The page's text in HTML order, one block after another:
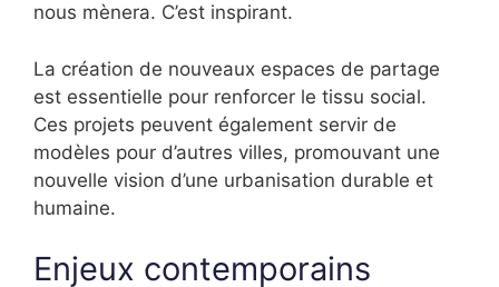
nous mènera. C’est inspirant.
La création de nouveaux espaces de partage
est essentielle pour renforcer le tissu social.
Ces projets peuvent également servir de
modèles pour d’autres villes, promouvant une
nouvelle vision d’une urbanisation durable et
humaine.
Enjeux contemporains